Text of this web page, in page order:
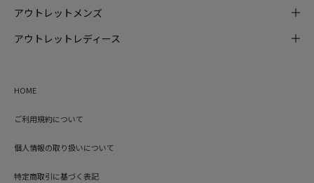
アウトレットメンズ
アウトレットレディース
HOME
ご利用規約について
個人情報の取り扱いについて
特定商取引に基づく表記